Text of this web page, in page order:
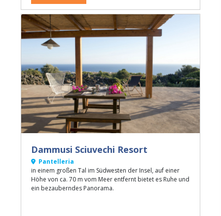
Dammusi Sciuvechi Resort
Pantelleria
in einem großen Tal im Südwesten der Insel, auf einer
Höhe von ca. 70 m vom Meer entfernt bietet es Ruhe und
ein bezauberndes Panorama.